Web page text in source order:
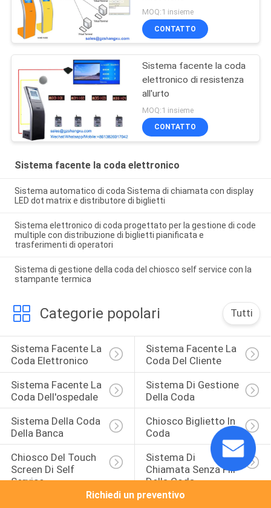
MOQ:1 insieme
CONTATTO
Sistema facente la coda
elettronico di resistenza
all'urto
MOQ:1 insieme
CONTATTO
Sistema facente la coda elettronico
Sistema automatico di coda Sistema di chiamata con display
LED dot matrix e distributore di biglietti
Sistema elettronico di coda progettato per la gestione di code
multiple con distribuzione di biglietti pianificata e
trasferimenti di operatori
Sistema di gestione della coda del chiosco self service con la
stampante termica
Categorie popolari Tutti
Sistema Facente La
Coda Elettronico
Sistema Facente La
Coda Del Cliente
Sistema Facente La
Coda Dell'ospedale
Sistema Di Gestione
Della Coda
Sistema Della Coda
Della Banca
Chiosco Biglietto In
Coda
Chiosco Del Touch
Screen Di Self
Service
Sistema Di
Chiamata Senza Fili
Della Coda
Richiedi un preventivo